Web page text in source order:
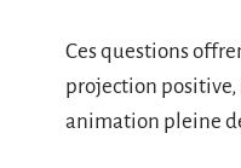
Ces questions
projection positive,
animation pleine